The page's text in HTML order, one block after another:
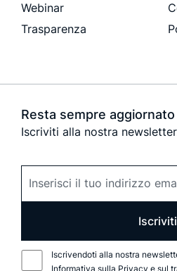
Webinar
Trasparenza
Resta sempre aggiornato
Iscriviti alla nostra
Iscriviti
Iscrivendoti alla nostra
Informativa sulla Privacy e sul